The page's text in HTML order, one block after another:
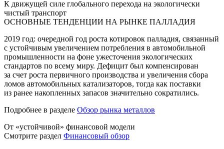
К движущей силе глобального перехода на экологически
чистый транспорт
ОСНОВНЫЕ ТЕНДЕНЦИИ НА РЫНКЕ ПАЛЛАДИЯ
2019 год: очередной год роста котировок палладия, связанный
с устойчивым увеличением потребления в автомобильной
промышленности на фоне ужесточения экологических
стандартов по всему миру. Дефицит был компенсирован
за счет роста первичного производства и увеличения сбора
ломов автомобильных катализаторов, тогда как поставки
из ранее накопленных запасов значительно сократились.
Подробнее в разделе Обзор рынка металлов
От «устойчивой» финансовой модели
Смотрите раздел Финансовый обзор